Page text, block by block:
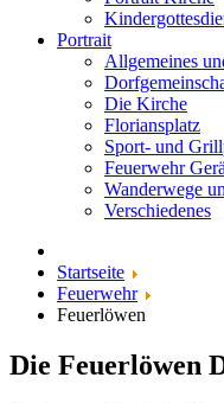
Portrait
Allgemeines
Die Kirche
Floriansplatz
Sport- und
Feuerwehr
Wanderwege
Verschiedenes
Startseite
Feuerwehr
Feuerlöwen
Die Feuerlöwen